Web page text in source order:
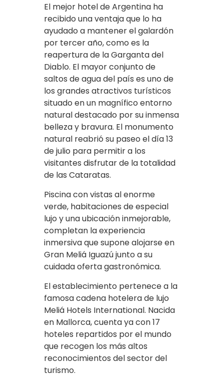
El mejor hotel de Argentina ha
recibido una ventaja que lo ha
ayudado a mantener el galardón
por tercer año, como es la
reapertura de la Garganta del
Diablo. El mayor conjunto de
saltos de agua del país es uno de
los grandes atractivos turísticos
situado en un magnífico entorno
natural destacado por su inmensa
belleza y bravura. El monumento
natural reabrió su paseo el día 13
de julio para permitir a los
visitantes disfrutar de la totalidad
de las Cataratas.
Piscina con vistas al enorme
verde, habitaciones de especial
lujo y una ubicación inmejorable,
completan la experiencia
inmersiva que supone alojarse en
Gran Meliá Iguazú junto a su
cuidada oferta gastronómica.
El establecimiento pertenece a la
famosa cadena hotelera de lujo
Meliá Hotels International. Nacida
en Mallorca, cuenta ya con 17
hoteles repartidos por el mundo
que recogen los más altos
reconocimientos del sector del
turismo.